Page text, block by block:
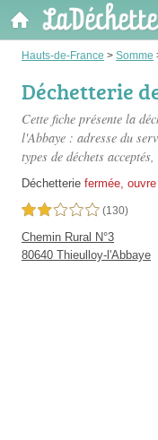
Hauts-de-France > Somme
Déchetterie
Cette fiche présente la
l'Abbaye : adresse du
types de déchets acceptés,
Déchetterie fermée,
2,0 étoiles sur 5 (130)
Chemin Rural N°3
80640 Thieulloy-l'Abbaye